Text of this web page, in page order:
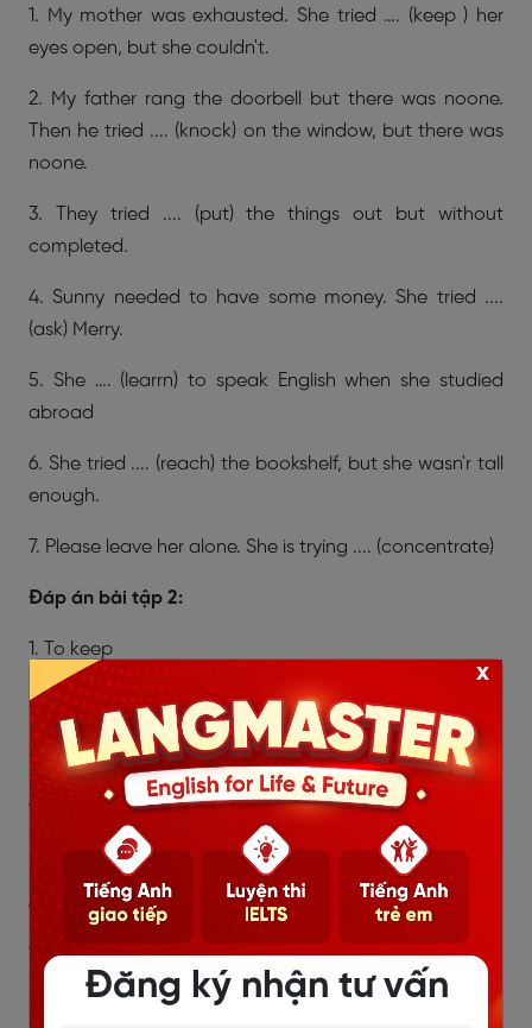
1. My mother was exhausted. She tried …. (keep ) her
eyes open, but she couldn't.
2. My father rang the doorbell but there was noone.
Then he tried .... (knock) on the window, but there was
noone.
3. They tried .... (put) the things out but without
completed.
4. Sunny needed to have some money. She tried ....
(ask) Merry.
5. She …. (learrn) to speak English when she studied
abroad
6. She tried .... (reach) the bookshelf, but she wasn'r tall
enough.
7. Please leave her alone. She is trying .... (concentrate)
Đáp án bài tập 2:
1. To keep
2. Knocking
3. To put
4. Asking
5. Learned
6. To reach
7. To concentrate
Đăng ký nhận tư vấn
x